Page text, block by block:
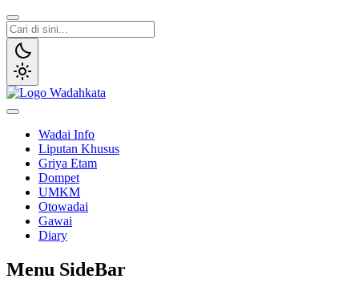
Wadai Info
Liputan Khusus
Griya Etam
Dompet
UMKM
Otowadai
Gawai
Diary
Menu SideBar